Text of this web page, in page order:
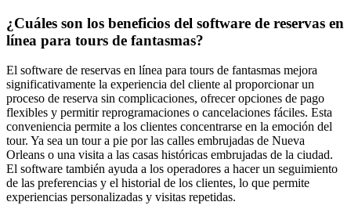
¿Cuáles son los beneficios del software de reservas en
línea para tours de fantasmas?
El software de reservas en línea para tours de fantasmas mejora
significativamente la experiencia del cliente al proporcionar un
proceso de reserva sin complicaciones, ofrecer opciones de pago
flexibles y permitir reprogramaciones o cancelaciones fáciles. Esta
conveniencia permite a los clientes concentrarse en la emoción del
tour. Ya sea un tour a pie por las calles embrujadas de Nueva
Orleans o una visita a las casas históricas embrujadas de la ciudad.
El software también ayuda a los operadores a hacer un seguimiento
de las preferencias y el historial de los clientes, lo que permite
experiencias personalizadas y visitas repetidas.